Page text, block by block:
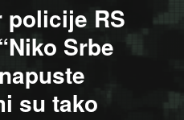
policije RS
Srbe
su tako